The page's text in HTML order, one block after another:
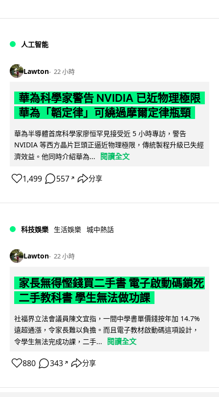
人工智能
Lawton 22 小時
華為科學家警告 NVIDIA 已近物理極限
華為「韜定律」可繞過摩爾定律瓶頸
華為半導體首席科學家廖恒罕見接受近 5 小時專訪，警告
NVIDIA 等西方晶片巨頭正逼近物理極限，傳統製程升級已失經
濟效益。他同時介紹華為...
閱讀全文
1,499 557 ↗ 分享
科技娛樂 生活娛樂 城中熱話
Lawton 22 小時
家長無得慳錢買二手書 電子啟動碼鎖死
二手教科書 學生無法做功課
社福界立法會議員陳文宜指，一間中學書單價錢按年加 14.7%
遠超通漲，令家長難以負擔。而且電子教材啟動碼這項設計，
令學生無法完成功課，二手...
閱讀全文
880 343 ↗ 分享